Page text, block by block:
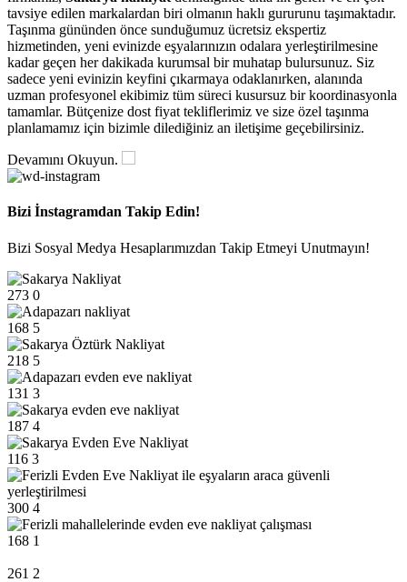
tavsiye edilen markalardan biri olmanın haklı gururunu taşımaktadır.
Taşınma gününden önce sunduğumuz ücretsiz ekspertiz
hizmetinden, yeni evinizde eşyalarınızın odalara yerleştirilmesine
kadar geçen her dakikada kurumsal bir muhatap bulursunuz. Siz
sadece yeni evinizin keyfini çıkarmaya odaklanırken, alanında
uzman profesyonel ekibimiz tüm süreci kusursuz bir koordinasyonla
tamamlar. Bütçenize dost fiyat tekliflerimiz ve size özel taşınma
planlamamız için bizimle dilediğiniz an iletişime geçebilirsiniz.
Devamını Okuyun.
Bizi İnstagramdan Takip Edin!
Bizi Sosyal Medya Hesaplarımızdan Takip Etmeyi Unutmayın!
273 0
168 5
218 5
131 3
187 4
116 3
300 4
168 1
261 2